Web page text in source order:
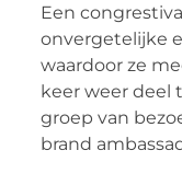
Een
onvergetelijke
waardoor ze
keer weer deel
groep van
brand